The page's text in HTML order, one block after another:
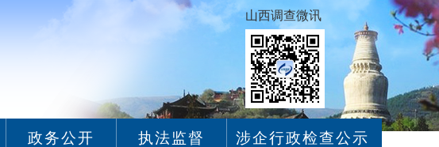
山西调查微讯
政务公开 执法监督 涉企行政检查公示